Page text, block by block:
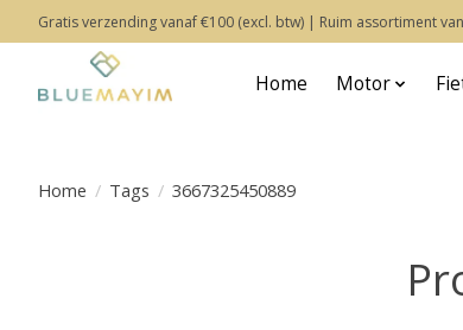
Gratis verzending vanaf €100 (excl. btw) | Ruim assortiment
Home Motor
Home / Tags / 3667325450889